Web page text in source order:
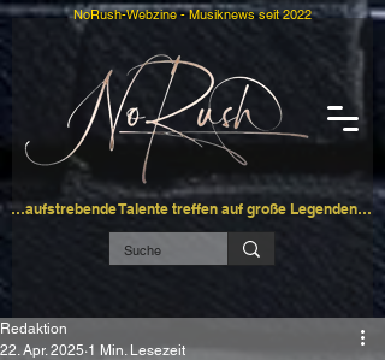
…aufstrebende Talente treffen auf große Legenden…
NoRush-Webzine - Musiknews seit 2022
Redaktion
22. Apr. 2025 1 Min. Lesezeit